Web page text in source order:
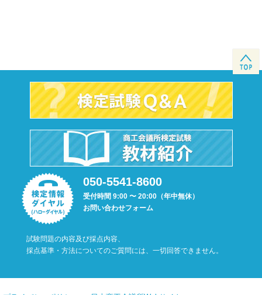
050-5541-8600
受付時間 9:00 〜 20:00（年中無休）
お問い合わせフォーム
試験問題の内容及び採点内容、
採点基準・方法についてのご質問には、一切回答できません。